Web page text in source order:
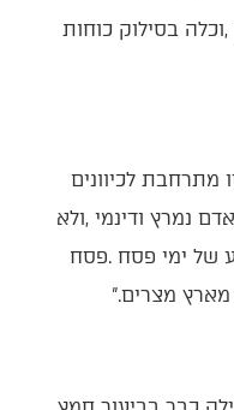
‬בביעור‭ ‬חמץ‭, ‬המשך‭ ‬בניקוי‭ ‬אבק‭, ‬וכלה‭ ‬בסילוק‭ ‬כוחות‭
הנגזרת‭ ‬של‭ ‬עמדה‭ ‬נפשית‭ ‬מעין‭ ‬זו‭ ‬מתרחבת‭ ‬לכיוונים‭